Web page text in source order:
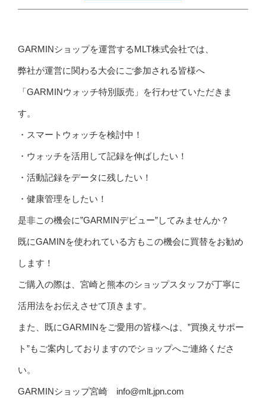
GARMINショップを運営するMLT株式会社では、
弊社が運営に関わる大会にご参加される皆様へ
「GARMINウォッチ特別販売」を行わせていただきま
す。
・スマートウォッチを検討中！
・ウォッチを活用して記録を伸ばしたい！
・活動記録をデータに残したい！
・健康管理をしたい！
是非この機会に”GARMINデビュー”してみませんか？
既にGAMINを使われている方もこの機会に買替をお勧め
します！
ご購入の際は、宮崎と熊本のショップスタッフが丁寧に
活用法をお伝えさせて頂きます。
また、既にGARMINをご愛用の皆様へは、”買換えサポー
ト”もご案内しておりますのでショップへご連絡くださ
い。
GARMINショップ宮崎 info@mlt.jpn.com